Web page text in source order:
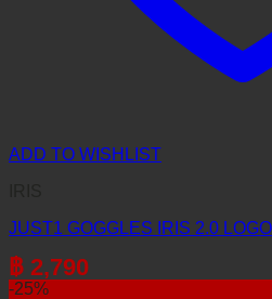
ADD TO WISHLIST
JUST1 GOGGLES IRIS 2.0
฿ 2,790
-25%